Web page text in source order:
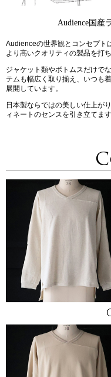
Audience国産
Audienceの世界観とコンセプト
より高いクオリティの製品を打
ジャケット類やボトムスだけで
テムも幅広く取り揃え、いつも
展開しています。
日本製ならではの美しい仕上が
ィネートのセンスを引き立てます